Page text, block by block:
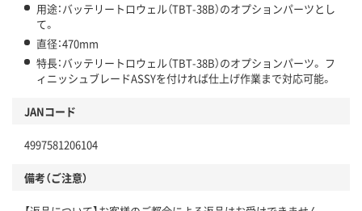
用途：バッテリートロウェル（TBT-38B）のオプションパーツとし
て。
直径：470mm
特長：バッテリートロウェル（TBT-38B）のオプションパーツ。 フ
ィニッシュブレードASSYを付ければ仕上げ作業まで対応可能。
JANコード
4997581206104
備考（ご注意）